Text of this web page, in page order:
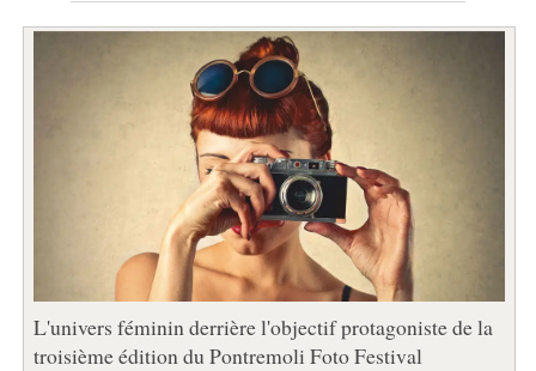
L'univers féminin derrière l'objectif protagoniste de la
troisième édition du Pontremoli Foto Festival